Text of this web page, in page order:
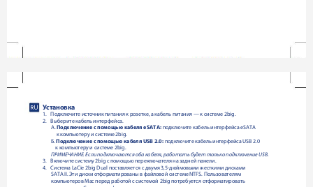
RU Установка
1.
Подключите источник питания к розетке, а кабель питания — к системе 2big.
2.
Выберите кабель интерфейса.
А. Подключение с помощью кабеля eSATA: подключите кабель интерфейса eSATA
     к компьютеру и системе 2big.
Б. Подключение с помощью кабеля USB 2.0: подключите кабель интерфейса USB 2.0
    к компьютеру и системе 2big.
ПРИМЕЧАНИЕ. Если подключаются оба кабеля, работать будет только подключение USB.
3.
Включите систему 2big с помощью переключателя на задней панели.
4.
Система LaCie 2big Dual поставляется с двумя 3,5-дюймовыми жесткими дисками
SATA II. Эти диски отформатированы в файловой системе NTFS. Пользователям
компьютеров Mac перед работой с системой 2big потребуется отформатировать